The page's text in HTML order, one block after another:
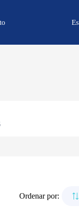
Ordenar por: